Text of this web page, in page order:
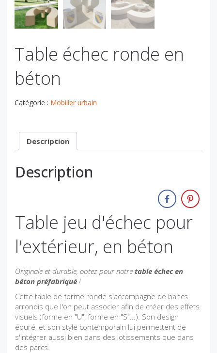
Table échec ronde en
béton
Catégorie : Mobilier urbain
Description
Description
Table jeu d'échec pour
l'extérieur, en béton
Originale et durable, optez pour notre table échec en
béton préfabriqué !
Cette table de forme ronde s'accompagne de bancs
arrondis que l'on peut associer afin de créer des effets
visuels (forme en "U", forme en "S"...). Son design
épuré, et son style contemporain lui permettent de
s'intégrer aussi bien dans des lotissements que dans
des parcs.